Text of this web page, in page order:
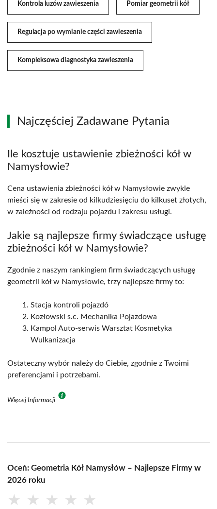
Kontrola luzów zawieszenia Pomiar geometrii kół
Regulacja po wymianie części zawieszenia
Kompleksowa diagnostyka zawieszenia
Najczęściej Zadawane Pytania
Ile kosztuje ustawienie zbieżności kół w
Namysłowie?
Cena ustawienia zbieżności kół w Namysłowie zwykle
mieści się w zakresie od kilkudziesięciu do kilkuset złotych,
w zależności od rodzaju pojazdu i zakresu usługi.
Jakie są najlepsze firmy świadczące usługę
zbieżności kół w Namysłowie?
Zgodnie z naszym rankingiem firm świadczących usługę
geometrii kół w Namysłowie, trzy najlepsze firmy to:
Stacja kontroli pojazdó
Kozłowski s.c. Mechanika Pojazdowa
Kampol Auto-serwis Warsztat Kosmetyka
Wulkanizacja
Ostateczny wybór należy do Ciebie, zgodnie z Twoimi
preferencjami i potrzebami.
Więcej Informacji
Oceń: Geometria Kół Namysłów – Najlepsze Firmy w
2026 roku
★ ★ ★ ★ ★